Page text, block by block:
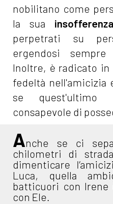
nobilitano come
la sua
perpetrati su
ergendosi
Inoltre, è radicato
fedeltà nell'amicizia
se
consapevole di
Anche se ci
chilometri di
dimenticare
Luca, quella
batticuori con Irene
con Ele.